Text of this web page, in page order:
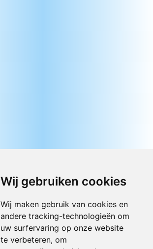
Wij gebruiken cookies
Wij maken gebruik van cookies en
andere tracking-technologieën om
uw surfervaring op onze website
te verbeteren, om